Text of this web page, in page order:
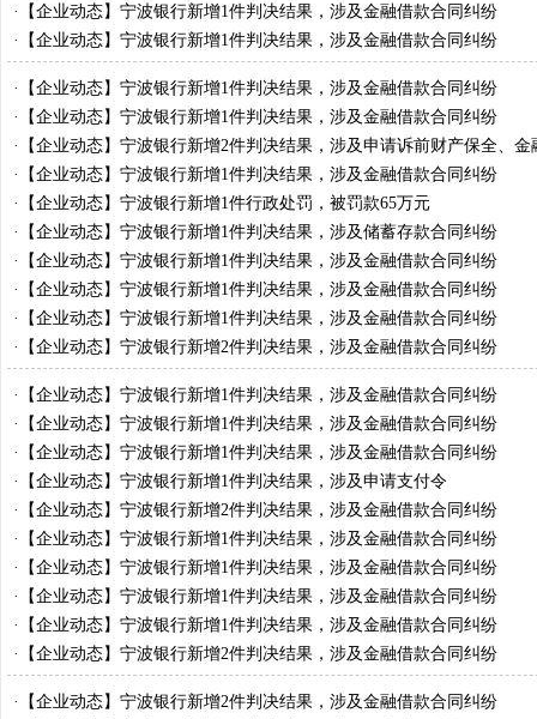
·
【企业动态】宁波银行新增1件判决结果，涉及金融借款合同纠纷
·
【企业动态】宁波银行新增1件判决结果，涉及金融借款合同纠纷
·
【企业动态】宁波银行新增1件判决结果，涉及金融借款合同纠纷
·
【企业动态】宁波银行新增1件判决结果，涉及金融借款合同纠纷
·
【企业动态】宁波银行新增2件判决结果，涉及申请诉前财产保全、金
同纠纷等
·
【企业动态】宁波银行新增1件判决结果，涉及金融借款合同纠纷
·
【企业动态】宁波银行新增1件行政处罚，被罚款65万元
·
【企业动态】宁波银行新增1件判决结果，涉及储蓄存款合同纠纷
·
【企业动态】宁波银行新增1件判决结果，涉及金融借款合同纠纷
·
【企业动态】宁波银行新增1件判决结果，涉及金融借款合同纠纷
·
【企业动态】宁波银行新增1件判决结果，涉及金融借款合同纠纷
·
【企业动态】宁波银行新增2件判决结果，涉及金融借款合同纠纷
·
【企业动态】宁波银行新增1件判决结果，涉及金融借款合同纠纷
·
【企业动态】宁波银行新增1件判决结果，涉及金融借款合同纠纷
·
【企业动态】宁波银行新增1件判决结果，涉及金融借款合同纠纷
·
【企业动态】宁波银行新增1件判决结果，涉及申请支付令
·
【企业动态】宁波银行新增2件判决结果，涉及金融借款合同纠纷
·
【企业动态】宁波银行新增1件判决结果，涉及金融借款合同纠纷
·
【企业动态】宁波银行新增1件判决结果，涉及金融借款合同纠纷
·
【企业动态】宁波银行新增1件判决结果，涉及金融借款合同纠纷
·
【企业动态】宁波银行新增1件判决结果，涉及金融借款合同纠纷
·
【企业动态】宁波银行新增2件判决结果，涉及金融借款合同纠纷
·
【企业动态】宁波银行新增2件判决结果，涉及金融借款合同纠纷